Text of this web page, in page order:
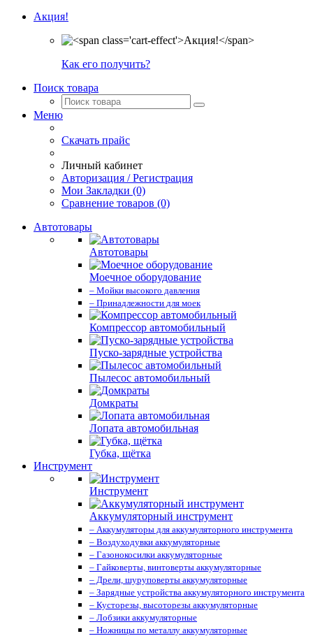
Акция!
Как его получить?
Поиск товара
Меню
Скачать прайс
Личный кабинет
Авторизация / Регистрация
Мои Закладки (0)
Сравнение товаров (0)
Автотовары
Автотовары
Моечное оборудование
– Мойки высокого давления
– Принадлежности для моек
Компрессор автомобильный
Пуско-зарядные устройства
Пылесос автомобильный
Домкраты
Лопата автомобильная
Губка, щётка
Инструмент
Инструмент
Аккумуляторный инструмент
– Аккумуляторы для аккумуляторного инструмента
– Воздуходувки аккумуляторные
– Газонокосилки аккумуляторные
– Гайковерты, винтоверты аккумуляторные
– Дрели, шуруповерты аккумуляторные
– Зарядные устройства аккумуляторного инструмента
– Кусторезы, высоторезы аккумуляторные
– Лобзики аккумуляторные
– Ножницы по металлу аккумуляторные